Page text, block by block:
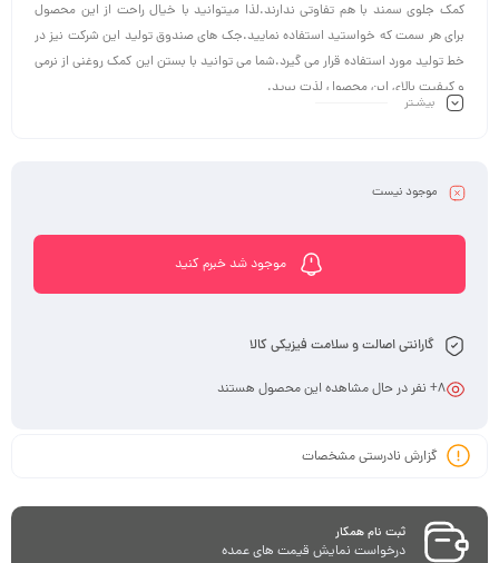
کمک جلوی سمند با هم تفاوتی ندارند.لذا میتوانید با خیال راحت از این محصول
برای هر سمت که خواستید استفاده نمایید.جک های صندوق تولید این شرکت نیز در
خط تولید مورد استفاده قرار می گیرد.شما می توانید با بستن این کمک روغنی از نرمی
و کیفیت بالای این محصول لذت ببرید.
بیشـتر
موجود نیست
موجود شد خبرم کنید
گارانتی اصالت و سلامت فیزیکی کالا
8+ نفر در حال مشاهده این محصول هستند
گزارش نادرستی مشخصات
ثبت نام همکار
درخواست نمایش قیمت های عمده